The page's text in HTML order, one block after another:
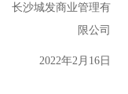
长沙城发商业管理有
限公司
2022年2 月 16日